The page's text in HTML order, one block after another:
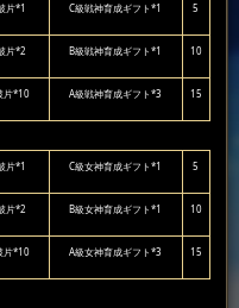
片*1 C級戦神育成ギフト*1 5
片*2 B級戦神育成ギフト*1 10
片*10 A級戦神育成ギフト*3 15
片*1 C級女神育成ギフト*1 5
片*2 B級女神育成ギフト*1 10
片*10 A級女神育成ギフト*3 15